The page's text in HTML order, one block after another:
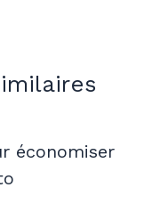
économiser